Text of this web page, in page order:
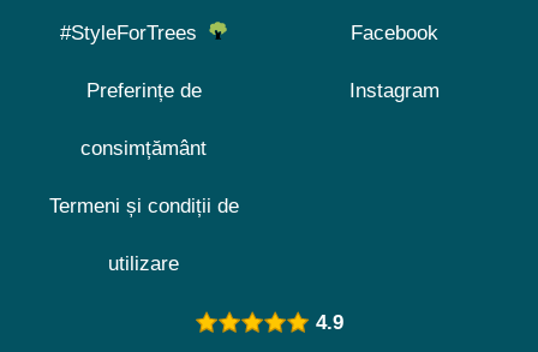
#StyleForTrees
Preferințe de
consimțământ
Termeni și condiții de
utilizare
Facebook
Instagram
4.9